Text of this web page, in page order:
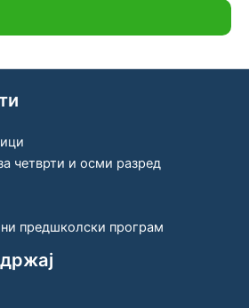
четврти и осми разред
предшколски програм